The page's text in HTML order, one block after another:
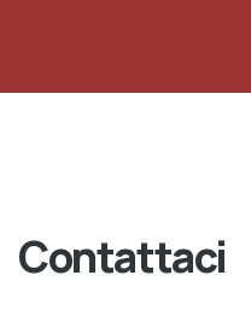
Contattaci